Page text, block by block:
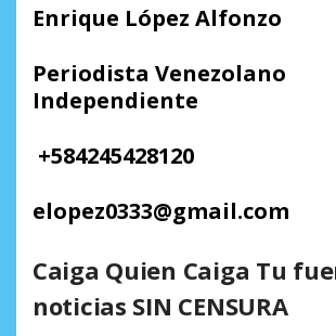
Enrique López Alfonzo
Periodista Venezolano
Independiente
+584245428120
elopez0333@gmail.com
Caiga Quien Caiga Tu
noticias SIN CENSURA